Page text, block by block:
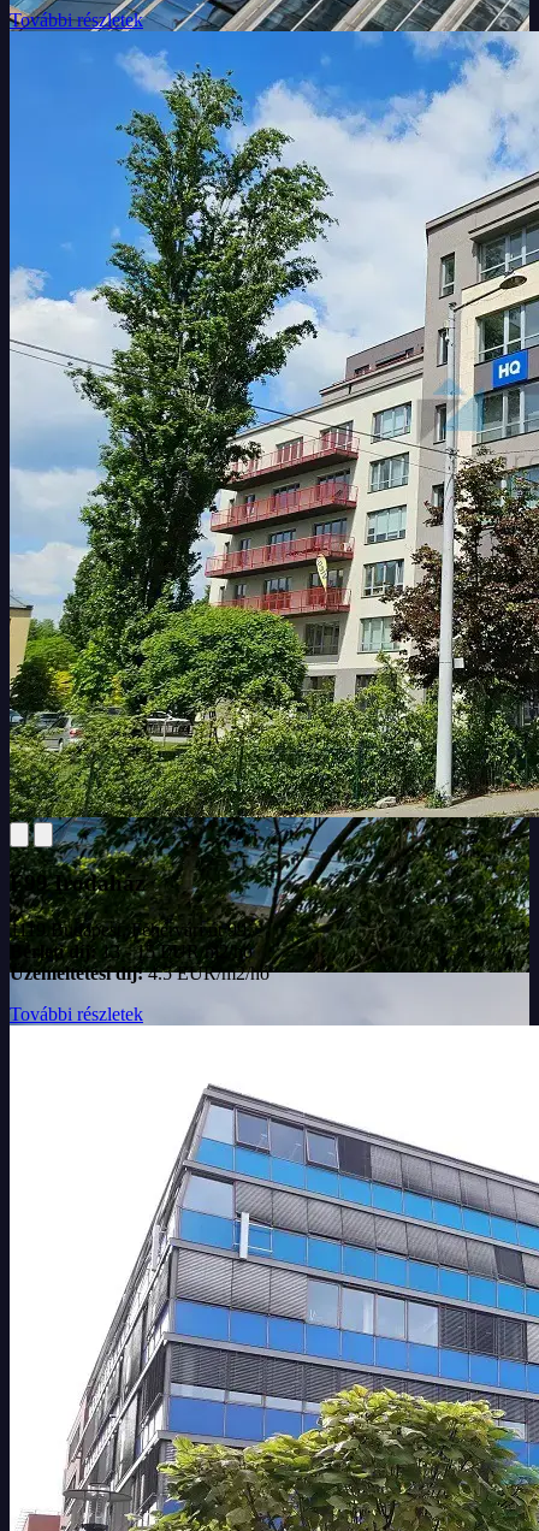
További részletek
F99 Irodaház
1119 Budapest, Fehérvári út 99.
Bérleti díj: 13 - 15 EUR/m2/hó
Üzemeltetési díj:4.5 EUR/m2/hó
További részletek